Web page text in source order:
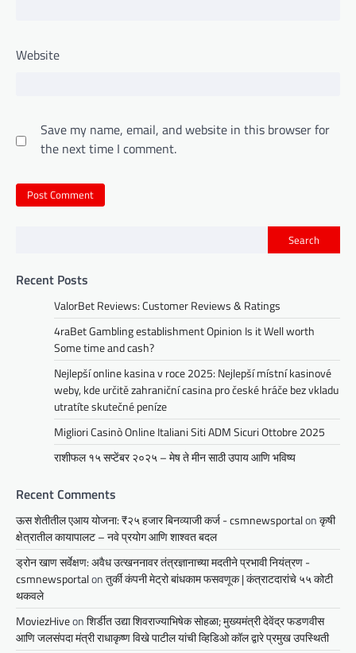
Website
Save my name, email, and website in this browser for
the next time I comment.
Search
Recent Posts
ValorBet Reviews: Customer Reviews & Ratings
4raBet Gambling establishment Opinion Is it Well worth
Some time and cash?
Nejlepší online kasina v roce 2025: Nejlepší místní kasinové
weby, kde určitě zahraniční casina pro české hráče bez vkladu
utratíte skutečné peníze
Migliori Casinò Online Italiani Siti ADM Sicuri Ottobre 2025
राशीफल १५ सप्टेंबर २०२५ – मेष ते मीन साठी उपाय आणि भविष्य
Recent Comments
ऊस शेतीतील एआय योजना: ₹२५ हजार बिनव्याजी कर्ज - csmnewsportalonकृषी
क्षेत्रातील कायापालट – नवे प्रयोग आणि शाश्वत बदल
ड्रोन खाण सर्वेक्षण: अवैध उत्खननावर तंत्रज्ञानाच्या मदतीने प्रभावी नियंत्रण -
csmnewsportalonतुर्की कंपनी मेट्रो बांधकाम फसवणूक | कंत्राटदारांचे ५५ कोटी
थकवले
MoviezHiveonशिर्डीत उद्या शिवराज्याभिषेक सोहळा; मुख्यमंत्री देवेंद्र फडणवीस
आणि जलसंपदा मंत्री राधाकृष्ण विखे पाटील यांची व्हिडिओ कॉल द्वारे प्रमुख उपस्थिती